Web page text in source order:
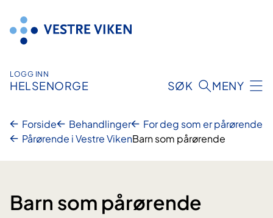
innhold
LOGG INN
HELSENORGE SØK MENY
Forside Behandlinger
For deg som er pårørende
Pårørende i Vestre VikenBarn som pårørende
Barn som pårørende